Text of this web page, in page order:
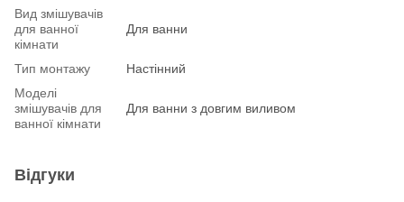
Вид змішувачів
для ванної
кімнати
Для ванни
Тип монтажу
Настінний
Моделі
змішувачів для
ванної кімнати
Для ванни з довгим виливом
Відгуки